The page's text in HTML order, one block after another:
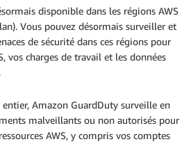
disponible dans les régions AWS
Vous pouvez désormais surveiller et
de sécurité dans ces régions pour
vos charges de travail et les données
Amazon GuardDuty surveille en
malveillants ou non autorisés pour
AWS, y compris vos comptes